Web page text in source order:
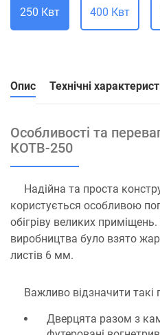
250 Квт 400 Квт
Опис Технічні
Особливості та
КОТВ-250
Надійна та проста
користується особливою
обігріву великих
виробництва було взято
листів 6 мм.
Важливо відзначити такі
Дверцята разом з